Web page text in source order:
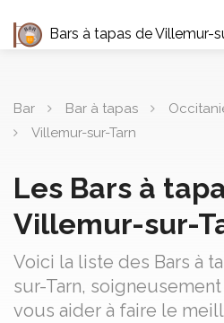
Bars à tapas de Villemur-
Bar Bar à tapas
Villemur-sur-Tarn
Les Bars à
Villemur-sur-
Voici la liste des Bars à
sur-Tarn,
vous aider à faire le